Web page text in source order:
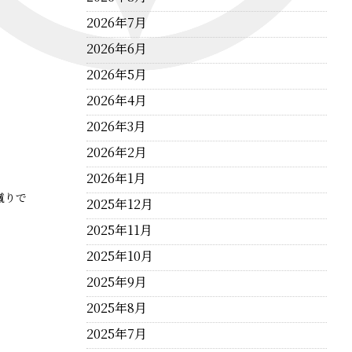
りで
2026年7月
2026年6月
2026年5月
2026年4月
2026年3月
2026年2月
2026年1月
2025年12月
2025年11月
2025年10月
2025年9月
2025年8月
2025年7月